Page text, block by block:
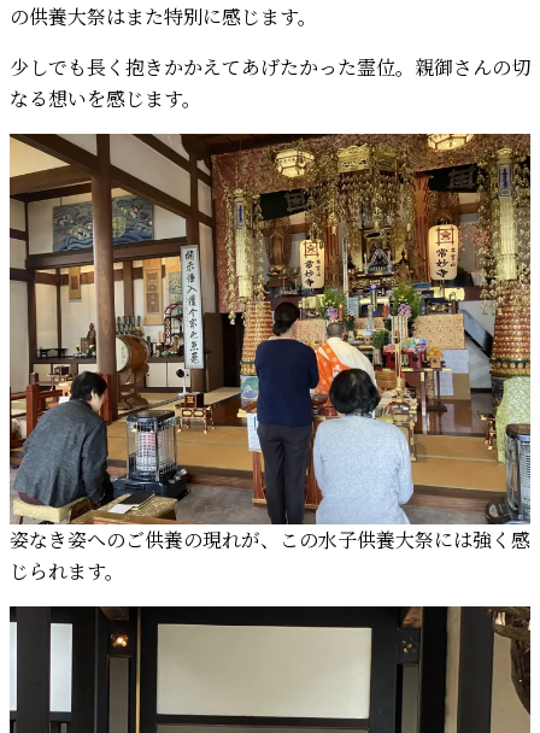
の供養大祭はまた特別に感じます。
少しでも長く抱きかかえてあげたかった霊位。親御さんの切
なる想いを感じます。
姿なき姿へのご供養の現れが、この水子供養大祭には強く感
じられます。